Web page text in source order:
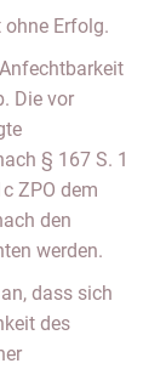
Erfolg.
Die vor
§ 167 S. 1
ZPO dem
den
werden.
dass sich
des